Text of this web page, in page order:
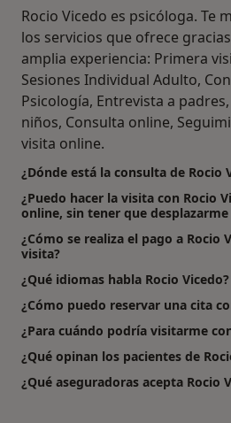
Rocio Vicedo es psicóloga. Te
los servicios que ofrece
amplia experiencia: Primera
Sesiones Individual Adulto,
Psicología, Entrevista a
niños, Consulta online,
visita online.
¿Dónde está la consulta de Rocio
¿Puedo hacer la visita con Rocio
online, sin tener que
¿Cómo se realiza el pago a Rocio
visita?
¿Qué idiomas habla Rocio Vicedo?
¿Cómo puedo reservar una cita
¿Para cuándo podría visitarme
¿Qué opinan los pacientes de
¿Qué aseguradoras acepta Rocio